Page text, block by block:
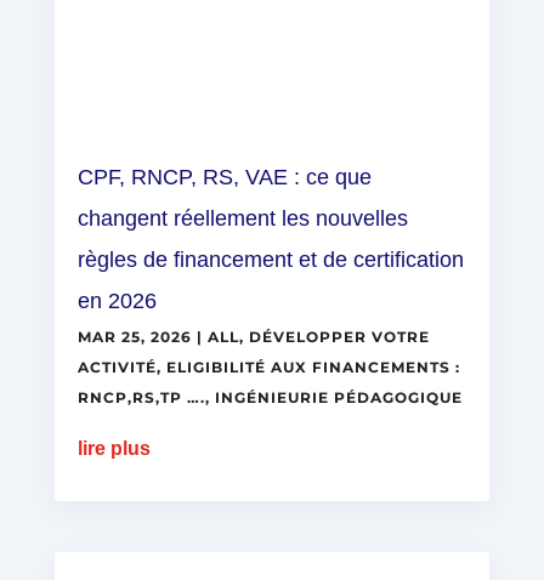
CPF, RNCP, RS, VAE : ce que
changent réellement les nouvelles
règles de financement et de certification
en 2026
MAR 25, 2026 | ALL, DÉVELOPPER VOTRE
ACTIVITÉ, ELIGIBILITÉ AUX FINANCEMENTS :
RNCP,RS,TP …., INGÉNIEURIE PÉDAGOGIQUE
lire plus